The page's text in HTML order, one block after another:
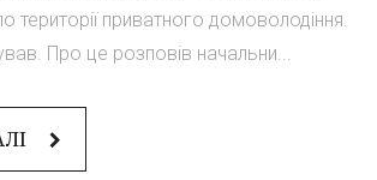
території приватного домоволодіння.
Про це розповів начальни...